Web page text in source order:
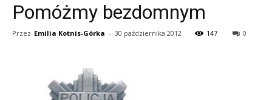
Pomóżmy bezdomnym
Przez Emilia Kotnis-Górka - 30 października 2012 147 0